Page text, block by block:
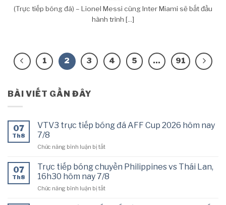
(Trực tiếp bóng đá) – Lionel Messi cùng Inter Miami sẽ bắt đầu
hành trình [...]
1 2 3 4 5 … 91
BÀI VIẾT GẦN ĐÂY
07
Th8
VTV3 trực tiếp bóng đá AFF Cup 2026 hôm nay
7/8
Chức năng bình luận bị tắtở
trực
tiếp
bóng
đá
07
Th8
Trực tiếp bóng chuyền Philippines vs Thái Lan,
16h30 hôm nay 7/8
Chức năng bình luận bị tắtở